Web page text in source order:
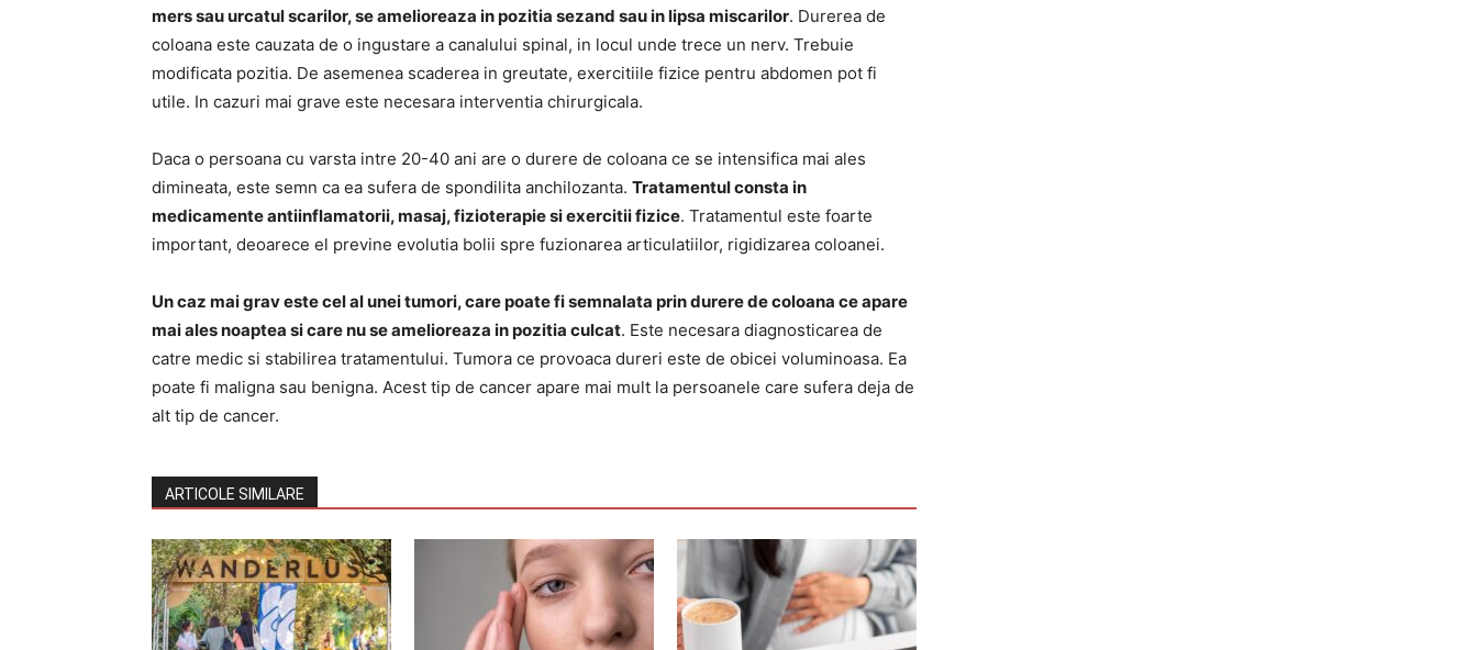
mers sau urcatul scarilor, se amelioreaza in pozitia sezand sau in lipsa miscarilor. Durerea de
coloana este cauzata de o ingustare a canalului spinal, in locul unde trece un nerv. Trebuie
modificata pozitia. De asemenea scaderea in greutate, exercitiile fizice pentru abdomen pot fi
utile. In cazuri mai grave este necesara interventia chirurgicala.
Daca o persoana cu varsta intre 20-40 ani are o durere de coloana ce se intensifica mai ales
dimineata, este semn ca ea sufera de spondilita anchilozanta. Tratamentul consta in
medicamente antiinflamatorii, masaj, fizioterapie si exercitii fizice. Tratamentul este foarte
important, deoarece el previne evolutia bolii spre fuzionarea articulatiilor, rigidizarea coloanei.
Un caz mai grav este cel al unei tumori, care poate fi semnalata prin durere de coloana ce apare
mai ales noaptea si care nu se amelioreaza in pozitia culcat. Este necesara diagnosticarea de
catre medic si stabilirea tratamentului. Tumora ce provoaca dureri este de obicei voluminoasa. Ea
poate fi maligna sau benigna. Acest tip de cancer apare mai mult la persoanele care sufera deja de
alt tip de cancer.
ARTICOLE SIMILARE